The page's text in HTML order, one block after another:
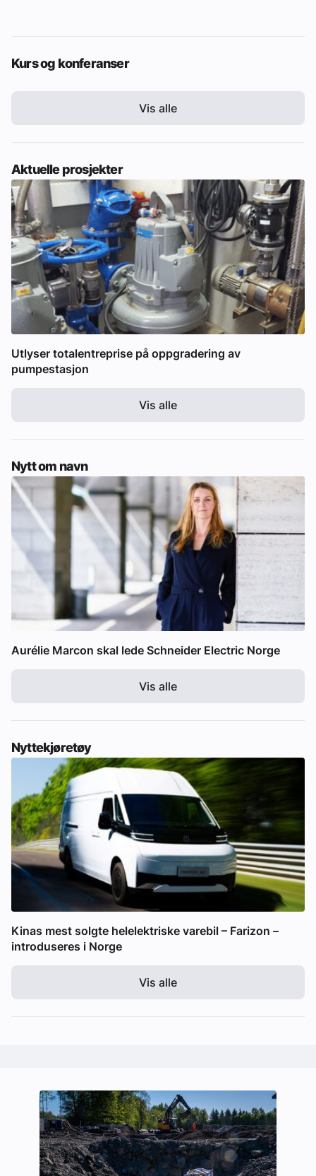
Kurs og konferanser
Vis alle
Aktuelle prosjekter
Utlyser totalentreprise på oppgradering av
pumpestasjon
Vis alle
Nytt om navn
Aurélie Marcon skal lede Schneider Electric Norge
Vis alle
Nyttekjøretøy
Kinas mest solgte helelektriske varebil – Farizon –
introduseres i Norge
Vis alle